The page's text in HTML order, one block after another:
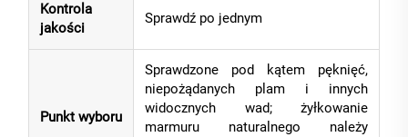
Kontrola
jakości
Sprawdź po jednym
Punkt wyboru
Sprawdzone pod kątem pęknięć,
niepożądanych plam i innych
widocznych wad; żyłkowanie
marmuru naturalnego należy